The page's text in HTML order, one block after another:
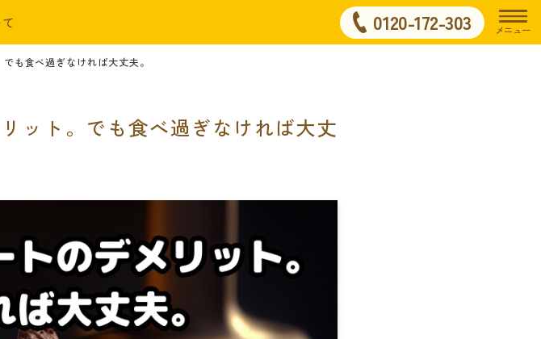
メニュー
0120-172-303
も食べ過ぎなければ大丈夫。
ット。でも食べ過ぎなければ大丈